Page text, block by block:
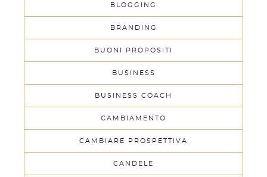
BLOGGING
BRANDING
BUONI PROPOSITI
BUSINESS
BUSINESS COACH
CAMBIAMENTO
CAMBIARE PROSPETTIVA
CANDELE